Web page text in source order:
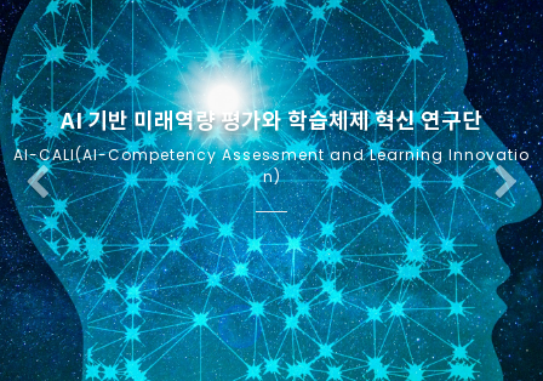
AI 기반 미래역량 평가와 학습체제 혁신 연구단
AI-CALI(AI-Competency Assessment and Learning Innovatio
n)
Previous